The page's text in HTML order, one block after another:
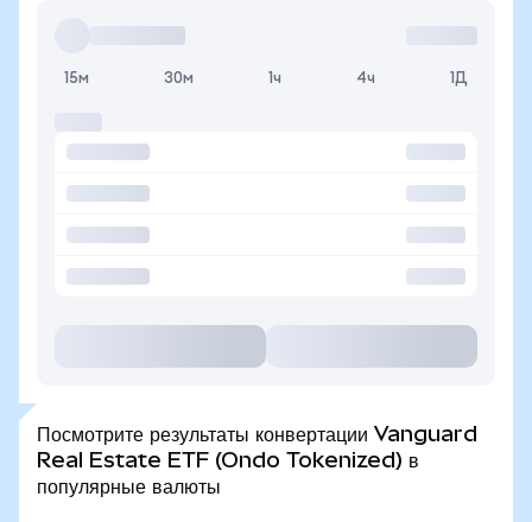
15м 30м 1ч 4ч 1Д
Посмотрите результаты конвертации Vanguard
Real Estate ETF (Ondo Tokenized) в
популярные валюты